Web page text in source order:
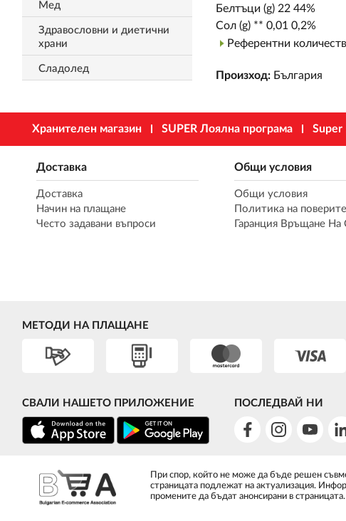
Мед
Здравословни и диетични
храни
Сладолед
Белтъци (g) 22 44%
Сол (g) ** 0,01 0,2%
Референтни
Произход:България
Хранителен магазин SUPER Лоялна програма Super
Доставка
Доставка
Начин на плащане
Често задавани въпроси
Общи условия
Общи условия
Политика на
Гаранция Връщане На
МЕТОДИ НА ПЛАЩАНЕ
СВАЛИ НАШЕТО ПРИЛОЖЕНИЕ ПОСЛЕДВАЙ НИ
При спор, който не може да бъде решен
страницата подлежат на актуализация.
промените да бъдат анонсирани в страницата.